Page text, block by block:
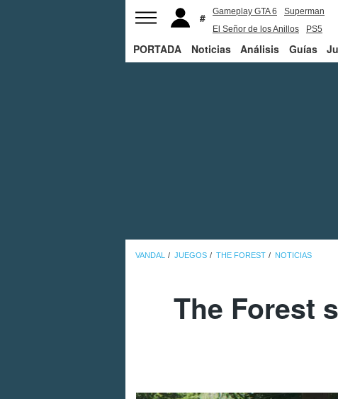
Gameplay GTA 6
Superman
El Señor de los Anillos
PS5
PORTADA Noticias Análisis Guías
VANDAL JUEGOS THE FOREST NOTICIAS
The Forest